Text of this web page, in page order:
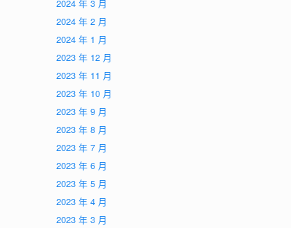
2024 年 3 月
2024 年 2 月
2024 年 1 月
2023 年 12 月
2023 年 11 月
2023 年 10 月
2023 年 9 月
2023 年 8 月
2023 年 7 月
2023 年 6 月
2023 年 5 月
2023 年 4 月
2023 年 3 月